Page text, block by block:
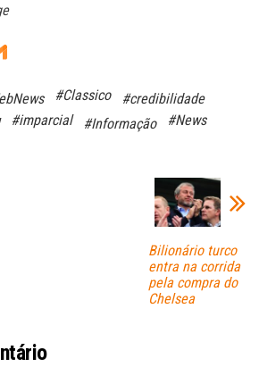
ail
#Classico
#credibilidade
#imparcial #Informação
#News
Bilionário turco
entra na corrida
pela compra do
Chelsea